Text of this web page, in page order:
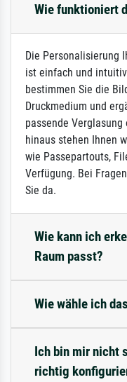
Wie funktioniert
Die Personalisierung
ist einfach und
bestimmen Sie die
Druckmedium und
passende
hinaus stehen Ihnen
wie Passepartouts,
Verfügung. Bei
Sie da.
Wie kann ich
Raum passt?
Wie wähle ich
Ich bin mir nicht
richtig